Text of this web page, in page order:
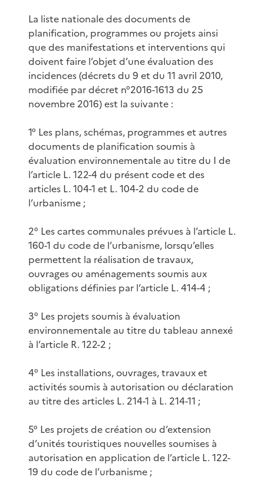
La liste nationale des documents de
planification, programmes ou projets ainsi
que des manifestations et interventions qui
doivent faire l’objet d’une évaluation des
incidences (décrets du 9 et du 11 avril 2010,
modifiée par décret n°2016-1613 du 25
novembre 2016) est la suivante :
1° Les plans, schémas, programmes et autres
documents de planification soumis à
évaluation environnementale au titre du I de
l’article L. 122-4 du présent code et des
articles L. 104-1 et L. 104-2 du code de
l’urbanisme ;
2° Les cartes communales prévues à l’article L.
160-1 du code de l’urbanisme, lorsqu’elles
permettent la réalisation de travaux,
ouvrages ou aménagements soumis aux
obligations définies par l’article L. 414-4 ;
3° Les projets soumis à évaluation
environnementale au titre du tableau annexé
à l’article R. 122-2 ;
4° Les installations, ouvrages, travaux et
activités soumis à autorisation ou déclaration
au titre des articles L. 214-1 à L. 214-11 ;
5° Les projets de création ou d’extension
d’unités touristiques nouvelles soumises à
autorisation en application de l’article L. 122-
19 du code de l’urbanisme ;